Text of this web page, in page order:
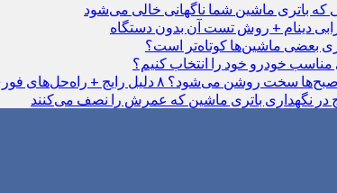
بعضی ماشین‌ها کوتاه‌تر است؟
خودرو خود را انتخاب کنیم؟
روشن می‌شود؟ ۸ دلیل رایج + راه‌حل‌های فوری